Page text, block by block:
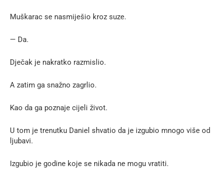
Muškarac se nasmiješio kroz suze.
— Da.
Dječak je nakratko razmislio.
A zatim ga snažno zagrlio.
Kao da ga poznaje cijeli život.
U tom je trenutku Daniel shvatio da je izgubio mnogo više od
ljubavi.
Izgubio je godine koje se nikada ne mogu vratiti.